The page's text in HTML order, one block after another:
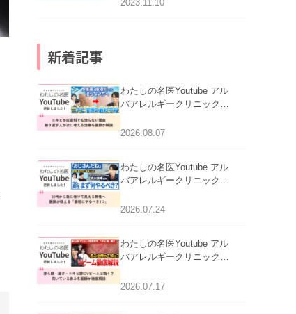
2023.11.10
新着記事
わたしの名医Youtube アル
バアレルギークリニック札
らない理由｜繰り返す人が
2026.08.07
わたしの名医Youtube アル
バアレルギークリニック札
える男性へ｜医師が教える
2026.07.24
わたしの名医Youtube アル
バアレルギークリニック札
跡にVビームは効く？向い
2026.07.17